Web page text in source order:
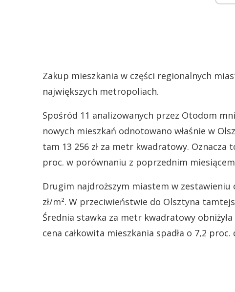
Zakup mieszkania w części regionalnych
największych metropoliach.
Spośród 11 analizowanych przez Otodom
nowych mieszkań odnotowano właśnie w
tam 13 256 zł za metr kwadratowy.
proc. w porównaniu z poprzednim
Drugim najdroższym miastem w zestawieniu
zł/m². W przeciwieństwie do Olsztyna
Średnia stawka za metr kwadratowy
cena całkowita mieszkania spadła o 7,2 proc.